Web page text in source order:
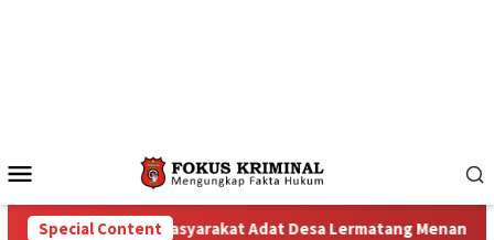
Menu
Special Content
Masyarakat Adat Desa Lermatang Menanti Pembayaran